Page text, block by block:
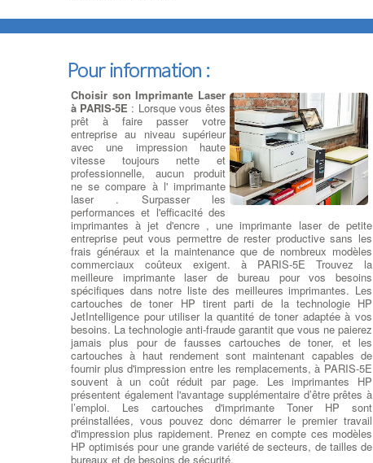
Suppression de virus et logiciels
malveillants
- Virus et Malware:Qu'est-ce
qu'un virus informatique ?Un
virus informatique est un
programme sournois qui
endommage votre ordinateur
sans votre permission,
provoquant des modifications
indésirables et nuisibles. Communément appelé 'malware',
il
s'agit d'un logiciel malveillant. à PARIS-5E Éliminer les virus
et les malwares peut être problématique en fonction du type de
fichier téléchargé, de la durée de l'infection et des actions
ultérieures entreprises par l'utilisateur. à PARIS-5E Dans la
plupart des cas, notre équipe est en mesure derestaurer le
système d'exploitation de votre ordinateur, les programmes
et de récupérer les données d'origine. Dans de rares situations,
il peut être nécessaire de réinstaller le système tout en
restaurant les données utilisateur.
Il existe de nombreux virus et logiciels malveillants (malwares)
qui peuvent causer des dommages importants aux systèmes et
aux données. Voici quelques-uns des virus et malwares les
plus dangereux et notoires jusqu'à ma date de connaissance en
septembre 2021 :
WannaCry : Apparu en mai 2017, WannaCry était un
ransomware qui a infecté des centaines de milliers d'ordinateurs
dans le monde entier en exploitant une vulnérabilité de
Windows. Il chiffrait les données des victimes et exigeait une
rançon en bitcoin pour les récupérer.
NotPetya / ExPetr : Il est apparu en juin 2017 et a été classé
Pour information :
Choisir son Imprimante Laser
à PARIS-5E : Lorsque vous êtes
prêt à faire passer votre
entreprise au niveau supérieur
avec une impression haute
vitesse toujours nette et
professionnelle, aucun produit
ne se compare à l' imprimante
laser . Surpasser les
performances et l'efficacité des
imprimantes à jet d'encre , une imprimante laser de petite
entreprise peut vous permettre de rester productive sans les
frais généraux et la maintenance que de nombreux modèles
commerciaux coûteux exigent. à PARIS-5E Trouvez la
meilleure imprimante laser de bureau pour vos besoins
spécifiques dans notre liste des meilleures imprimantes. Les
cartouches de toner HP tirent parti de la technologie HP
JetIntelligence pour utiliser la quantité de toner adaptée à vos
besoins. La technologie anti-fraude garantit que vous ne paierez
jamais plus pour de fausses cartouches de toner, et les
cartouches à haut rendement sont maintenant capables de
fournir plus d'impression entre les remplacements, à PARIS-5E
souvent à un coût réduit par page. Les imprimantes HP
présentent également l'avantage supplémentaire d’être prêtes à
l’emploi. Les cartouches d'imprimante Toner HP sont
préinstallées, vous pouvez donc démarrer le premier travail
d'impression plus rapidement. Prenez en compte ces modèles
HP optimisés pour une grande variété de secteurs, de tailles de
bureaux et de besoins de sécurité.